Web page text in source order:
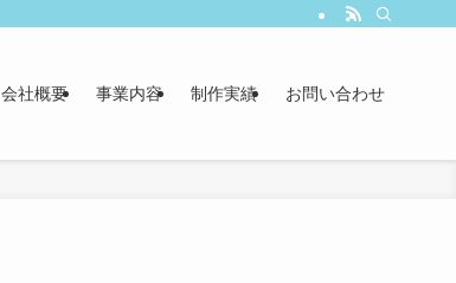
会社概要 事業内容 制作実績 お問い合わせ